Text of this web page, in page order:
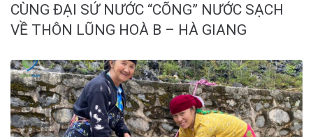
CÙNG ĐẠI SỨ NƯỚC “CÕNG” NƯỚC SẠCH
VỀ THÔN LŨNG HOÀ B – HÀ GIANG